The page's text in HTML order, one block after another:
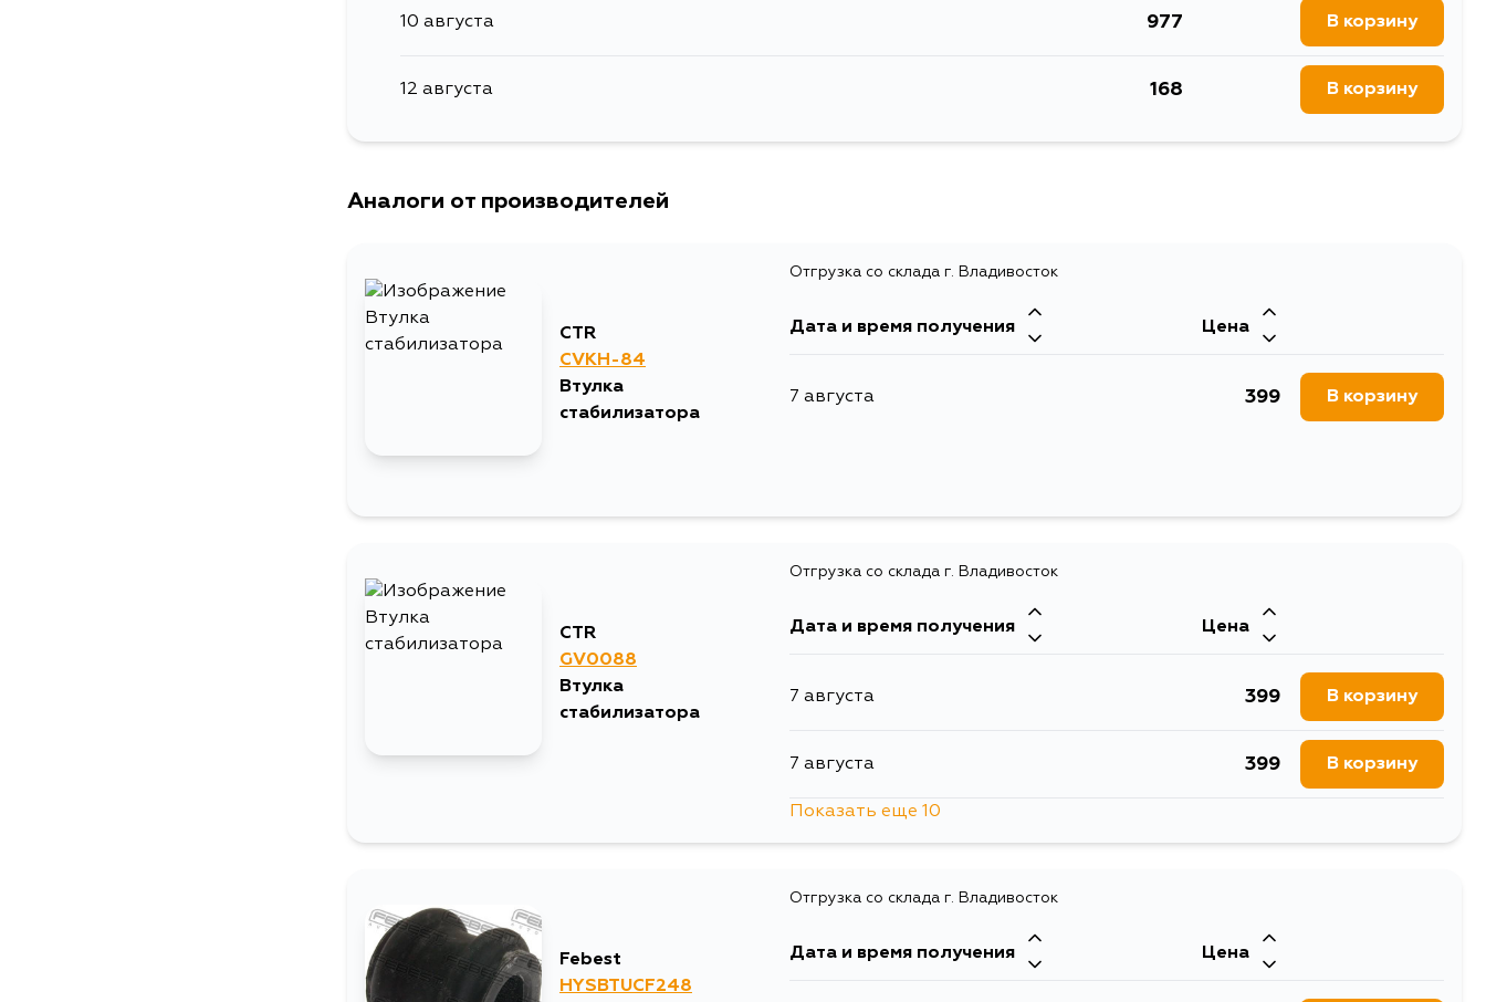
10 августа 977 В корзину
12 августа 168 В корзину
Аналоги от производителей
CTR
CVKH-84
Втулка
стабилизатора
Отгрузка со склада г. Владивосток
Дата и время получения Цена
7 августа 399 В корзину
CTR
GV0088
Втулка
стабилизатора
Отгрузка со склада г. Владивосток
Дата и время получения Цена
7 августа 399 В корзину
7 августа 399 В корзину
9 августа
10 августа 1270
Показать еще 10
Febest
HYSBTUCF248
Отгрузка со склада г. Владивосток
Дата и время получения Цена